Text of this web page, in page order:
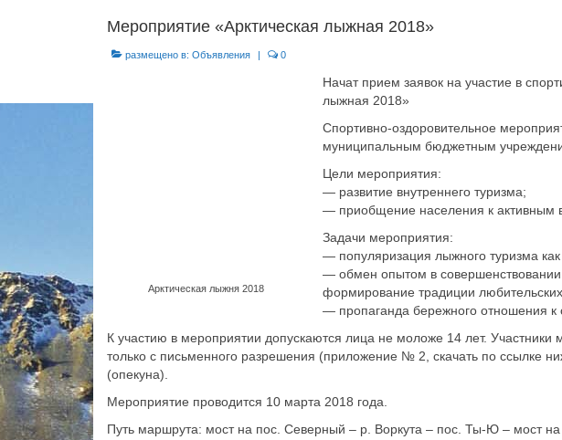
Мероприятие «Арктическая лыжная 2018»
размещено в: Объявления | 0
Арктическая лыжня 2018
Начат прием заявок на участие в
лыжная 2018»
Спортивно-оздоровительное
муниципальным бюджетным
Цели мероприятия:
— развитие внутреннего туризма;
— приобщение населения к активным
Задачи мероприятия:
— популяризация лыжного туризма как
— обмен опытом в совершенствовании
формирование традиции
— пропаганда бережного отношения к
К участию в мероприятии допускаются лица не моложе 14 лет. Участники
только с письменного разрешения (приложение № 2, скачать по ссылке
(опекуна).
Мероприятие проводится 10 марта 2018 года.
Путь маршрута: мост на пос. Северный – р. Воркута – пос. Ты-Ю – мост на